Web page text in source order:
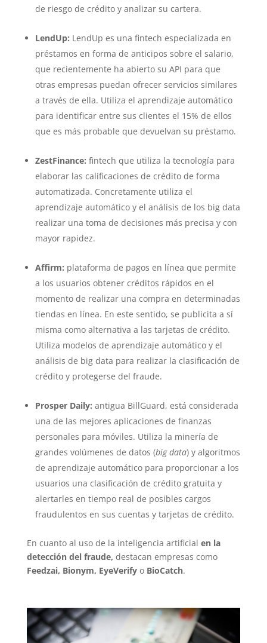
de riesgo de crédito y analizar su cartera.
LendUp: LendUp es una fintech especializada en
préstamos en forma de anticipos sobre el salario,
que recientemente ha abierto su API para que
otras empresas puedan ofrecer servicios similares
a través de ella. Utiliza el aprendizaje automático
para identificar entre sus clientes el 15% de ellos
que es más probable que devuelvan su préstamo.
ZestFinance: fintech que utiliza la tecnología para
elaborar las calificaciones de crédito de forma
automatizada. Concretamente utiliza el
aprendizaje automático y el análisis de los big data
realizar una toma de decisiones más precisa y con
mayor rapidez.
Affirm: plataforma de pagos en línea que permite
a los usuarios obtener créditos rápidos en el
momento de realizar una compra en determinadas
tiendas en línea. En este sentido, se publicita a sí
misma como alternativa a las tarjetas de crédito.
Utiliza modelos de aprendizaje automático y el
análisis de big data para realizar la clasificación de
crédito y protegerse del fraude.
Prosper Daily: antigua BillGuard, está considerada
una de las mejores aplicaciones de finanzas
personales para móviles. Utiliza la minería de
grandes volúmenes de datos (big data) y algoritmos
de aprendizaje automático para proporcionar a los
usuarios una clasificación de crédito gratuita y
alertarles en tiempo real de posibles cargos
fraudulentos en sus cuentas y tarjetas de crédito.
En cuanto al uso de la inteligencia artificial en la
detección del fraude, destacan empresas como
Feedzai, Bionym, EyeVerifyoBioCatch.